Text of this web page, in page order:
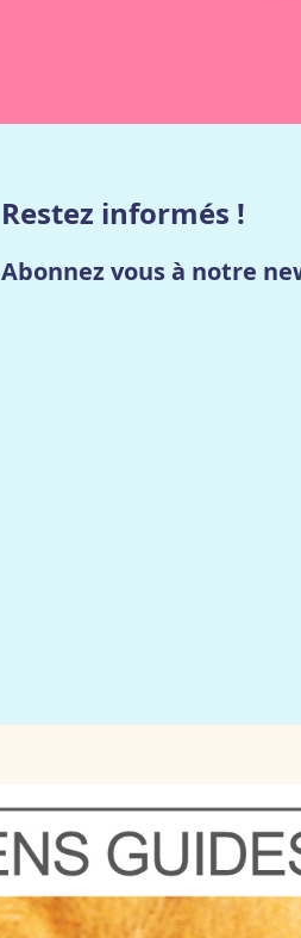
Restez informés !
Abonnez vous à notre